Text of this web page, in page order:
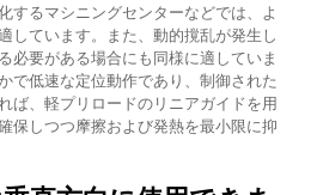
するマシニングセンターなどでは、よ
しています。また、動的撹乱が発生し
必要がある場合にも同様に適していま
で低速な定位動作であり、制御された
ば、軽プリロードのリニアガイドを用
保しつつ摩擦および発熱を最小限に抑